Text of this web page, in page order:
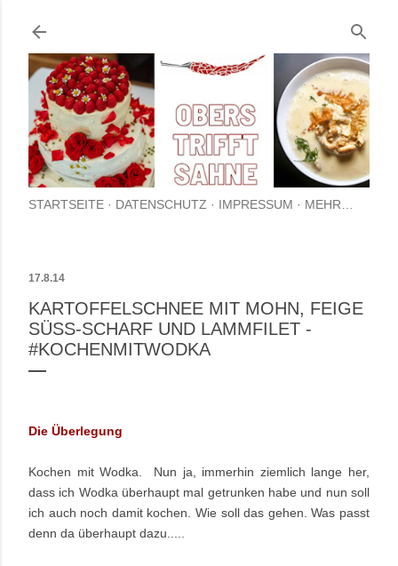
STARTSEITE DATENSCHUTZ IMPRESSUM MEHR…
17.8.14
KARTOFFELSCHNEE MIT MOHN, FEIGE
SÜSS-SCHARF UND LAMMFILET - #
KOCHENMITWODKA
Die Überlegung
Kochen mit Wodka. Nun ja, immerhin ziemlich lange her,
dass ich Wodka überhaupt mal getrunken habe und nun soll
ich auch noch damit kochen. Wie soll das gehen. Was passt
denn da überhaupt dazu.....